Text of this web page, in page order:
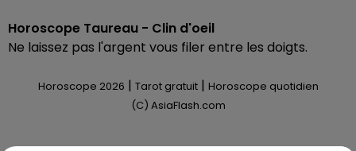
Horoscope Taureau - Clin d'oeil
Ne laissez pas l'argent vous filer entre les doigts.
Horoscope 2026 | Tarot gratuit| Horoscope quotidien
(C) AsiaFlash.com